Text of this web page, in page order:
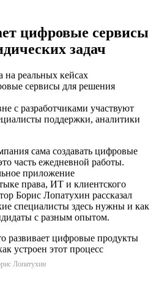
цифровые сервисы
задач
на реальных кейсах
с разработчиками участвуют
поддержки, аналитики
сама создавать цифровые
часть ежедневной работы.
приложение
права, ИТ и клиентского
Борис Лопатухин рассказал
специалисты здесь нужны и как
с разным опытом.
Лопатухин